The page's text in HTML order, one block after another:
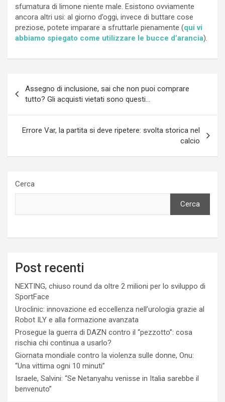
sfumatura di limone niente male. Esistono ovviamente
ancora altri usi: al giorno d’oggi, invece di buttare cose
preziose, potete imparare a sfruttarle pienamente (qui vi
abbiamo spiegato come utilizzare le bucce d’arancia).
articoli
Assegno di inclusione, sai che non puoi comprare
tutto? Gli acquisti vietati sono questi…
Errore Var, la partita si deve ripetere: svolta storica nel
calcio
Cerca
Cerca
Post recenti
NEXTING, chiuso round da oltre 2 milioni per lo sviluppo di
SportFace
Uroclinic: innovazione ed eccellenza nell’urologia grazie al
Robot ILY e alla formazione avanzata
Prosegue la guerra di DAZN contro il “pezzotto”: cosa
rischia chi continua a usarlo?
Giornata mondiale contro la violenza sulle donne, Onu:
“Una vittima ogni 10 minuti”
Israele, Salvini: “Se Netanyahu venisse in Italia sarebbe il
benvenuto”